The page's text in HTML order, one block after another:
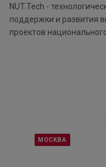
NUT.Tech -
поддержки и развития
проектов
МОСКВА